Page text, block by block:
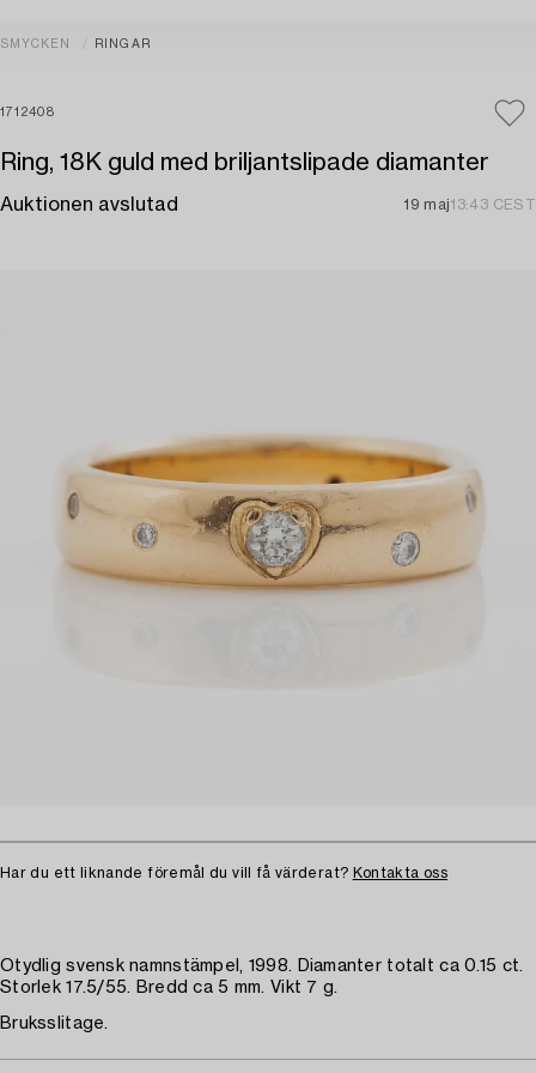
SMYCKEN RINGAR
1712408
Ring, 18K guld med briljantslipade diamanter
Auktionen avslutad 19 maj13:43 CEST
Har du ett liknande föremål du vill få värderat? Kontakta oss
Otydlig svensk namnstämpel, 1998. Diamanter totalt ca 0.15 ct.
Storlek 17.5/55. Bredd ca 5 mm. Vikt 7 g.
Bruksslitage.